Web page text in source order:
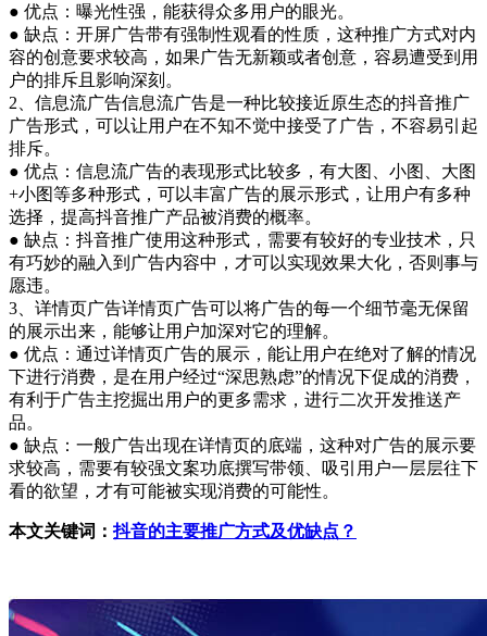
● 优点：曝光性强，能获得众多用户的眼光。
● 缺点：开屏广告带有强制性观看的性质，这种推广方式对内
容的创意要求较高，如果广告无新颖或者创意，容易遭受到用
户的排斥且影响深刻。
2、信息流广告信息流广告是一种比较接近原生态的抖音推广
广告形式，可以让用户在不知不觉中接受了广告，不容易引起
排斥。
● 优点：信息流广告的表现形式比较多，有大图、小图、大图
+小图等多种形式，可以丰富广告的展示形式，让用户有多种
选择，提高抖音推广产品被消费的概率。
● 缺点：抖音推广使用这种形式，需要有较好的专业技术，只
有巧妙的融入到广告内容中，才可以实现效果大化，否则事与
愿违。
3、详情页广告详情页广告可以将广告的每一个细节毫无保留
的展示出来，能够让用户加深对它的理解。
● 优点：通过详情页广告的展示，能让用户在绝对了解的情况
下进行消费，是在用户经过“深思熟虑”的情况下促成的消费，
有利于广告主挖掘出用户的更多需求，进行二次开发推送产
品。
● 缺点：一般广告出现在详情页的底端，这种对广告的展示要
求较高，需要有较强文案功底撰写带领、吸引用户一层层往下
看的欲望，才有可能被实现消费的可能性。
本文关键词：抖音的主要推广方式及优缺点？